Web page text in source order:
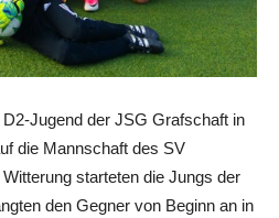
Jugend der JSG Grafschaft in
die Mannschaft des SV
starteten die Jungs der
den Gegner von Beginn an in